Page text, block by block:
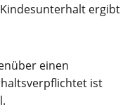
ergibt
einen
ist